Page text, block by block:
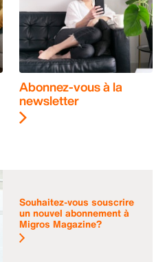
Abonnez-vous à la
newsletter
Souhaitez-vous souscrire
un nouvel abonnement à
Migros Magazine?